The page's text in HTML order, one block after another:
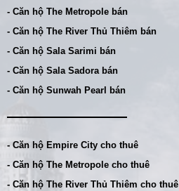
- Căn hộ The Metropole bán
- Căn hộ The River Thủ Thiêm bán
- Căn hộ Sala Sarimi bán
- Căn hộ Sala Sadora bán
- Căn hộ Sunwah Pearl bán
- Căn hộ Empire City cho thuê
- Căn hộ The Metropole cho thuê
- Căn hộ The River Thủ Thiêm cho thuê